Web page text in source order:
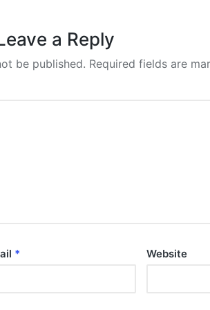
a Reply
be published. Required fields are
* Website